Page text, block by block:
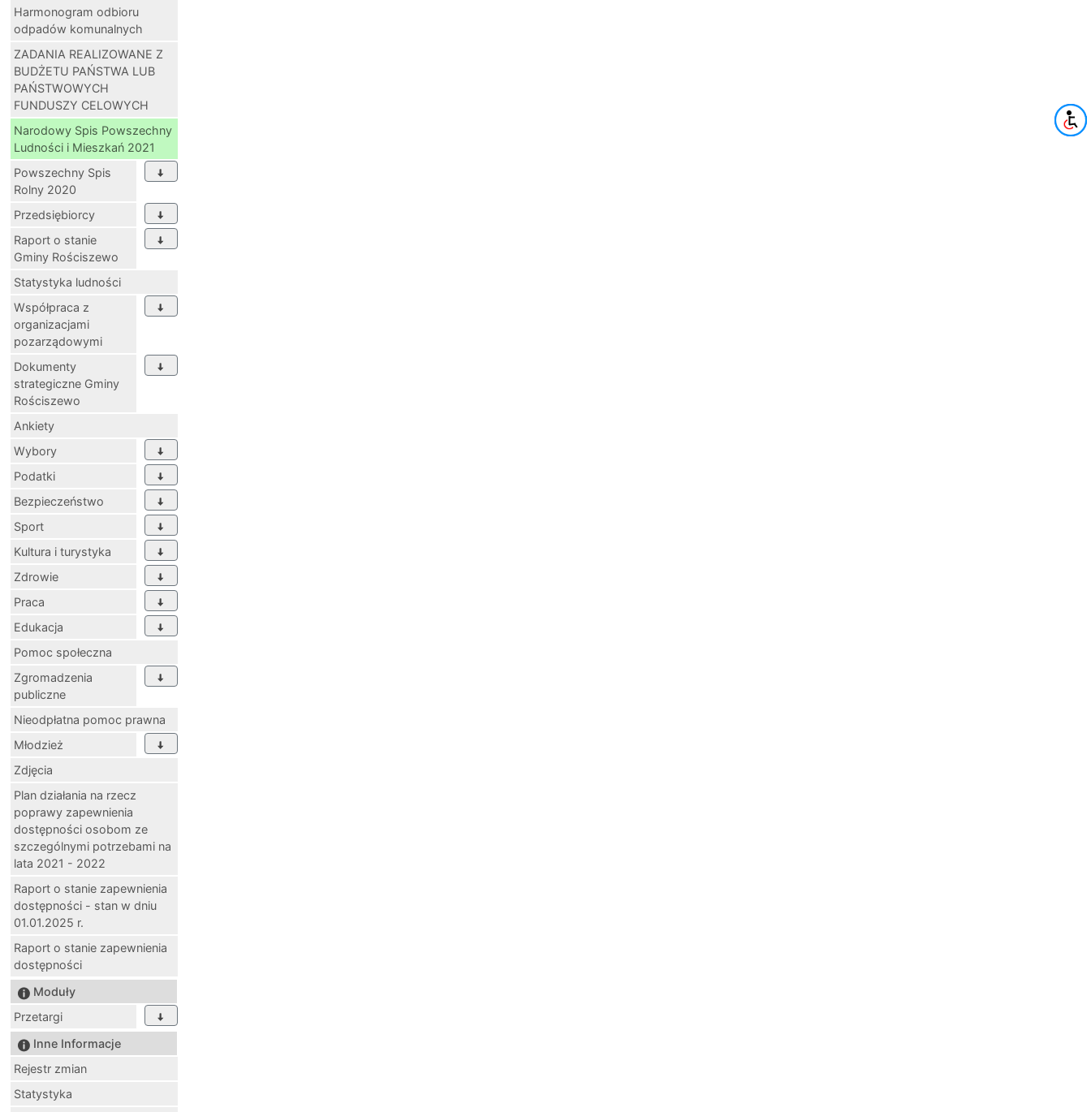
Harmonogram odbioru
odpadów komunalnych
ZADANIA REALIZOWANE Z
BUDŻETU PAŃSTWA LUB
PAŃSTWOWYCH
FUNDUSZY CELOWYCH
Narodowy Spis Powszechny
Ludności i Mieszkań 2021
Powszechny Spis
Rolny 2020
Przedsiębiorcy
Raport o stanie
Gminy Rościszewo
Statystyka ludności
Współpraca z
organizacjami
pozarządowymi
Dokumenty
strategiczne Gminy
Rościszewo
Ankiety
Wybory
Podatki
Bezpieczeństwo
Sport
Kultura i turystyka
Zdrowie
Praca
Edukacja
Pomoc społeczna
Zgromadzenia
publiczne
Nieodpłatna pomoc prawna
Młodzież
Zdjęcia
Plan działania na rzecz
poprawy zapewnienia
dostępności osobom ze
szczególnymi potrzebami na
lata 2021 - 2022
Raport o stanie zapewnienia
dostępności - stan w dniu
01.01.2025 r.
Raport o stanie zapewnienia
dostępności
Moduły
Przetargi
Inne Informacje
Rejestr zmian
Statystyka